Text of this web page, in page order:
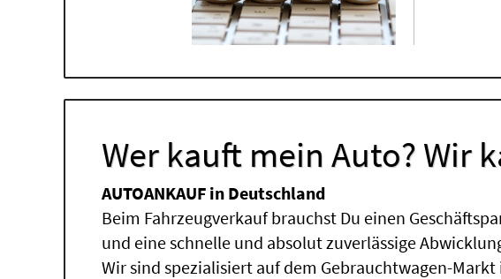
Wer kauft mein Auto? Wir
AUTOANKAUF in Deutschland
Beim Fahrzeugverkauf brauchst Du einen
und eine schnelle und absolut zuverlässige
Wir sind spezialisiert auf dem Gebrauchtwagen-